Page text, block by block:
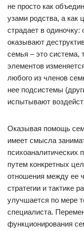
не просто как
узами родства, а как
страдает в
оказывают
семья – это система,
элементов
любого из членов
нее подсистемы
испытывают
Оказывая помощь
имеет смысла
психоаналитических
путем конкретных
отношения между ее
стратегии и тактике
улучшается по мере
специалиста.
функционирования